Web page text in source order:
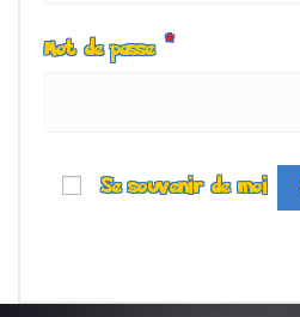
Mot de passe *
Se souvenir de moi